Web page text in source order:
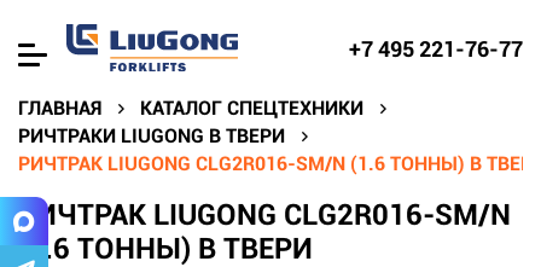
+7 495 221-76-77
ГЛАВНАЯ
КАТАЛОГ СПЕЦТЕХНИКИ
РИЧТРАКИ LIUGONG В ТВЕРИ
РИЧТРАК LIUGONG CLG2R016-SM/N (1.6 ТОННЫ) В
РИЧТРАК LIUGONG CLG2R016-SM/N
(1.6 ТОННЫ) В ТВЕРИ